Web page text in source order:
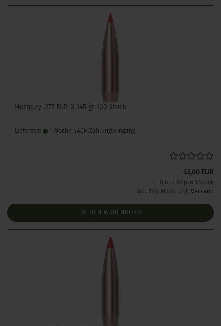
Hornady .277 ELD-X 145 gr 100 Stück
Lieferzeit: 1 Woche NACH Zahlungseingang
63,00 EUR
0,63 EUR pro 1 Stück
inkl. 19% MwSt. zzgl. Versand
IN DEN WARENKORB